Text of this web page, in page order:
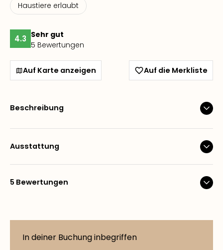
Haustiere erlaubt
4.3 Sehr gut
5 Bewertungen
Auf Karte anzeigen Auf die Merkliste
Beschreibung
Ausstattung
5 Bewertungen
In deiner Buchung inbegriffen